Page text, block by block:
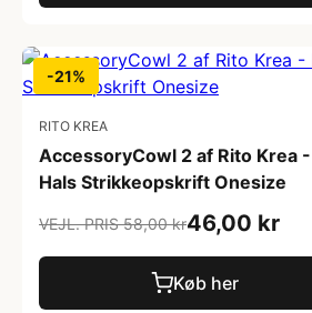
-21%
RITO KREA
AccessoryCowl 2 af Rito Krea -
Hals Strikkeopskrift Onesize
VEJL. PRIS 58,00 kr46,00 kr
Køb her